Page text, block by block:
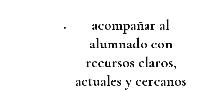
acompañar al
alumnado con
recursos claros,
actuales y cercanos